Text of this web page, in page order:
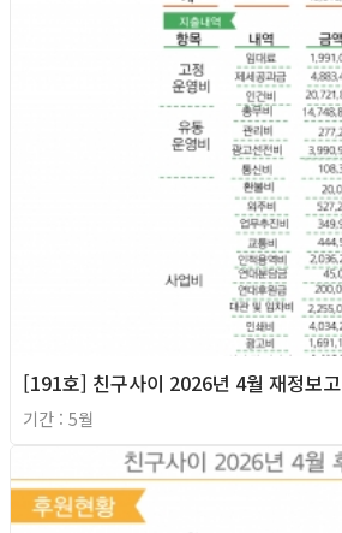
[191호] 친구사이 2026년 4월 재정보고
기간 : 5월